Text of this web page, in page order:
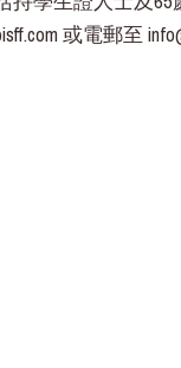
或電郵至